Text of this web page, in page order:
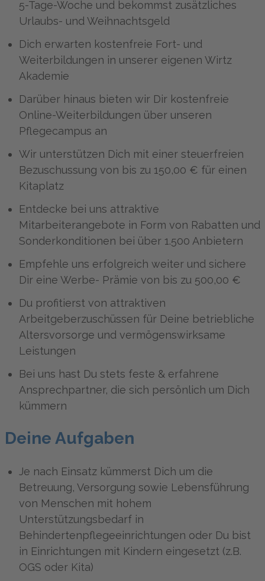
Deine Aufgaben
Je nach Einsatz kümmerst Dich um die
Betreuung, Versorgung sowie Lebensführung
von Menschen mit hohem
Unterstützungsbedarf in
Behindertenpflegeeinrichtungen oder Du bist
in Einrichtungen mit Kindern eingesetzt (z.B.
OGS oder Kita)
5-Tage-Woche und bekommst zusätzliches
Urlaubs- und Weihnachtsgeld
Dich erwarten kostenfreie Fort- und
Weiterbildungen in unserer eigenen Wirtz
Akademie
Darüber hinaus bieten wir Dir kostenfreie
Online-Weiterbildungen über unseren
Pflegecampus an
Wir unterstützen Dich mit einer steuerfreien
Bezuschussung von bis zu 150,00 € für einen
Kitaplatz
Entdecke bei uns attraktive
Mitarbeiterangebote in Form von Rabatten und
Sonderkonditionen bei über 1.500 Anbietern
Empfehle uns erfolgreich weiter und sichere
Dir eine Werbe- Prämie von bis zu 500,00 €
Du profitierst von attraktiven
Arbeitgeberzuschüssen für Deine betriebliche
Altersvorsorge und vermögenswirksame
Leistungen
Bei uns hast Du stets feste & erfahrene
Ansprechpartner, die sich persönlich um Dich
kümmern